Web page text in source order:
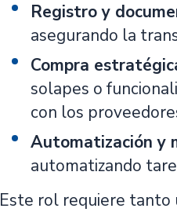
Registro y
asegurando la
Compra
solapes o
con los
Automatización y
automatizando
Este rol requiere tanto